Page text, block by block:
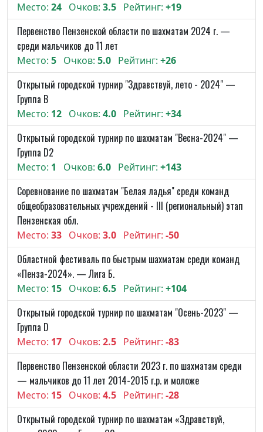
Место: 24 Очков: 3.5 Рейтинг: +19
Первенство Пензенской области по шахматам 2024 г. —
среди мальчиков до 11 лет
Место: 5 Очков: 5.0 Рейтинг: +26
Открытый городской турнир "Здравствуй, лето - 2024" —
Группа B
Место: 12 Очков: 4.0 Рейтинг: +34
Открытый городской турнир по шахматам "Весна-2024" —
Группа D2
Место: 1 Очков: 6.0 Рейтинг: +143
Соревнование по шахматам "Белая ладья" среди команд
общеобразовательных учреждений - III (региональный) этап
Пензенская обл.
Место: 33 Очков: 3.0 Рейтинг: -50
Областной фестиваль по быстрым шахматам среди команд
«Пенза-2024». — Лига Б.
Место: 15 Очков: 6.5 Рейтинг: +104
Открытый городской турнир по шахматам "Осень-2023" —
Группа D
Место: 17 Очков: 2.5 Рейтинг: -83
Первенство Пензенской области 2023 г. по шахматам среди
— мальчиков до 11 лет 2014-2015 г.р. и моложе
Место: 15 Очков: 4.5 Рейтинг: -28
Открытый городской турнир по шахматам «Здравствуй,